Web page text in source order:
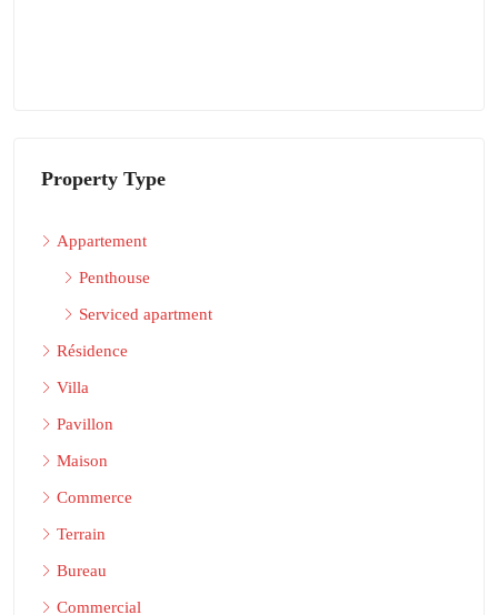
Property Type
Appartement
Penthouse
Serviced apartment
Résidence
Villa
Pavillon
Maison
Commerce
Terrain
Bureau
Commercial